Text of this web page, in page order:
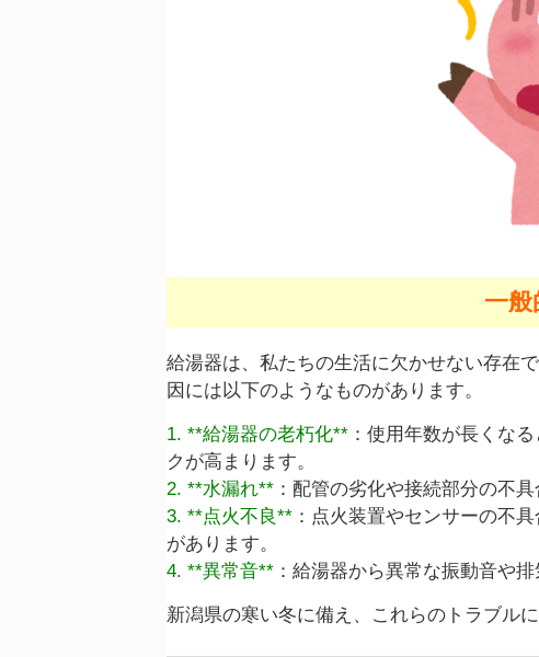
一般
給湯器は、私たちの生活に欠かせない存在
因には以下のようなものがあります。
1. **給湯器の老朽化** ：使用年数が長くな
クが高まります。
2. **水漏れ** ：配管の劣化や接続部分の不
3. **点火不良** ：点火装置やセンサーの不
があります。
4. **異常音** ：給湯器から異常な振動音や
新潟県の寒い冬に備え、これらのトラブル